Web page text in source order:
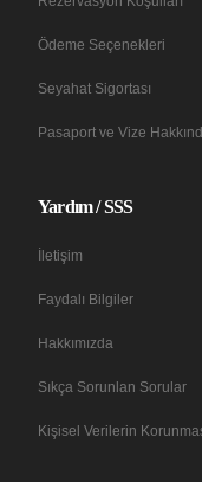
Ödeme Seçenekleri
Seyahat Sigortası
Pasaport ve Vize
Yardım / SSS
İletişim
Faydalı Bilgiler
Hakkımızda
Sıkça Sorunlan Sorular
Kişisel Verilerin